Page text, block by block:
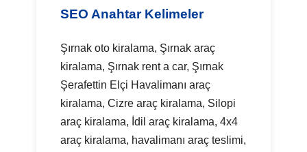
SEO Anahtar Kelimeler
Şırnak oto kiralama, Şırnak araç
kiralama, Şırnak rent a car, Şırnak
Şerafettin Elçi Havalimanı araç
kiralama, Cizre araç kiralama, Silopi
araç kiralama, İdil araç kiralama, 4x4
araç kiralama, havalimanı araç teslimi,